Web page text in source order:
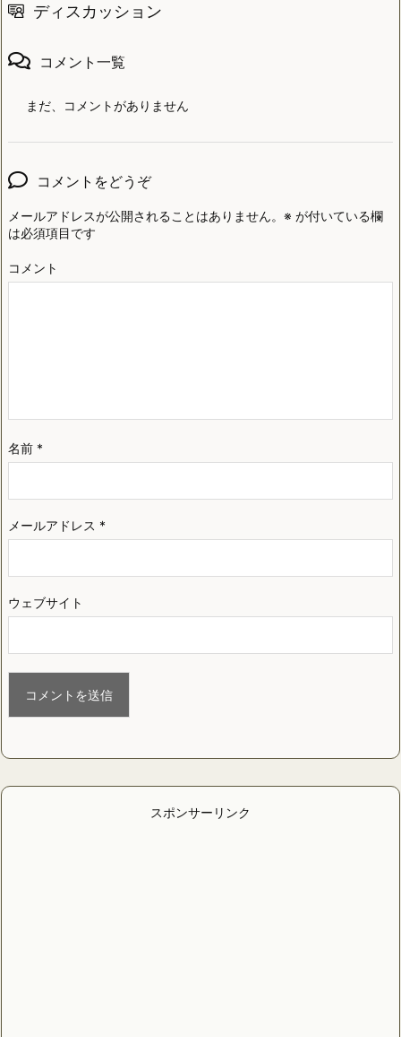
ディスカッション
コメント一覧
まだ、コメントがありません
コメントをどうぞ
メールアドレスが公開されることはありません。 ※ が付いている欄
は必須項目です
コメント
名前 *
メールアドレス *
ウェブサイト
スポンサーリンク